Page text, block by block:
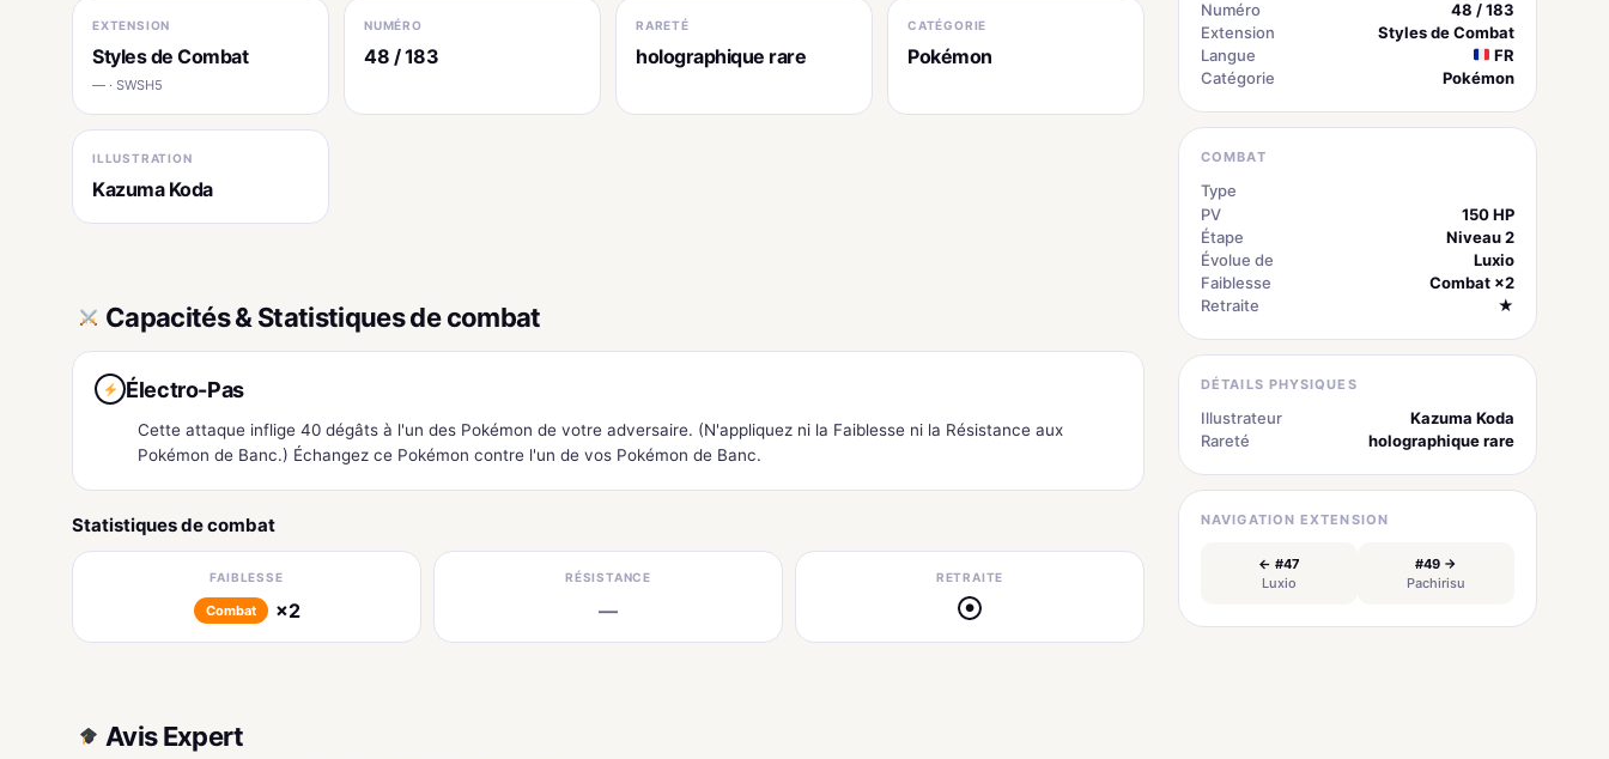
EXTENSION
Styles de Combat
— · SWSH5
NUMÉRO
48 / 183
RARETÉ
holographique rare
CATÉGORIE
Pokémon
ILLUSTRATION
Kazuma Koda
Capacités & Statistiques de combat
Électro-Pas
Cette attaque inflige 40 dégâts à l'un des Pokémon de votre adversaire. (N'appliquez ni la Faiblesse ni la Résistance aux
Pokémon de Banc.) Échangez ce Pokémon contre l'un de vos Pokémon de Banc.
Statistiques de combat
FAIBLESSE
Combat ×2
RÉSISTANCE
—
RETRAITE
●
Avis Expert
Numéro
48 / 183
Extension
Styles de Combat
Langue
FR
Catégorie
Pokémon
COMBAT
Type
PV
150 HP
Étape
Niveau 2
Évolue de
Luxio
Faiblesse
Combat ×2
Retraite
★
DÉTAILS PHYSIQUES
Illustrateur
Kazuma Koda
Rareté
holographique rare
NAVIGATION EXTENSION
← #47
Luxio
#49 →
Pachirisu